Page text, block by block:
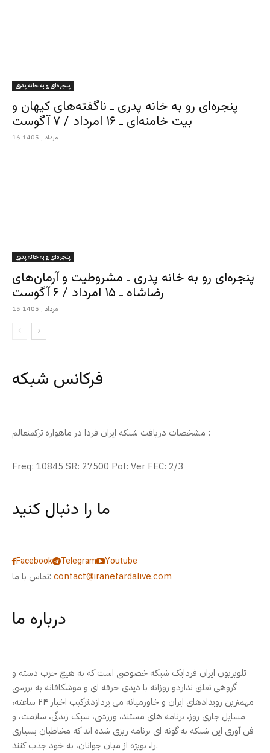
پنجره‌ای رو به خانه پدری
پنجره‌ای رو به خانه پدری ـ ناگفته‌های کیهان و
بیت خامنه‌ای ـ ۱۶ امرداد / ۷ آگوست
16 مرداد , 1405
پنجره‌ای رو به خانه پدری
پنجره‌ای رو به خانه پدری ـ مشروطیت و آرمان‌های
رضاشاه ـ ۱۵ امرداد / ۶ آگوست
15 مرداد , 1405
فرکانس شبکه
مشخصات دریافت شبکه ایران فردا در ماهواره ترکمنعالم :
Freq: 10845 SR: 27500 Pol: Ver FEC: 2/3
ما را دنبال کنید
Facebook Telegram
Youtube
تماس با ما: contact@iranefardalive.com
درباره ما
تلویزیون ایران فردایک شبکه خصوصی است که به هیچ حزب دسته و
گروهی تعلق نداردو روزانه با دیدی حرفه ای و موشکافانه به بررسی
مهمترین رویدادهای ایران و خاورمیانه می پردازد.ترکیب اخبار ۲۴ ساعته،
مسایل جاری روز، برنامه های مستند، ورزشی، سبک زندگی، سلامت، و
فن آوری این شبکه به گونه ای برنامه ریزی شده اند که مخاطبان بسیاری
را، بویژه از میان جوانان، به خود جذب کنند.